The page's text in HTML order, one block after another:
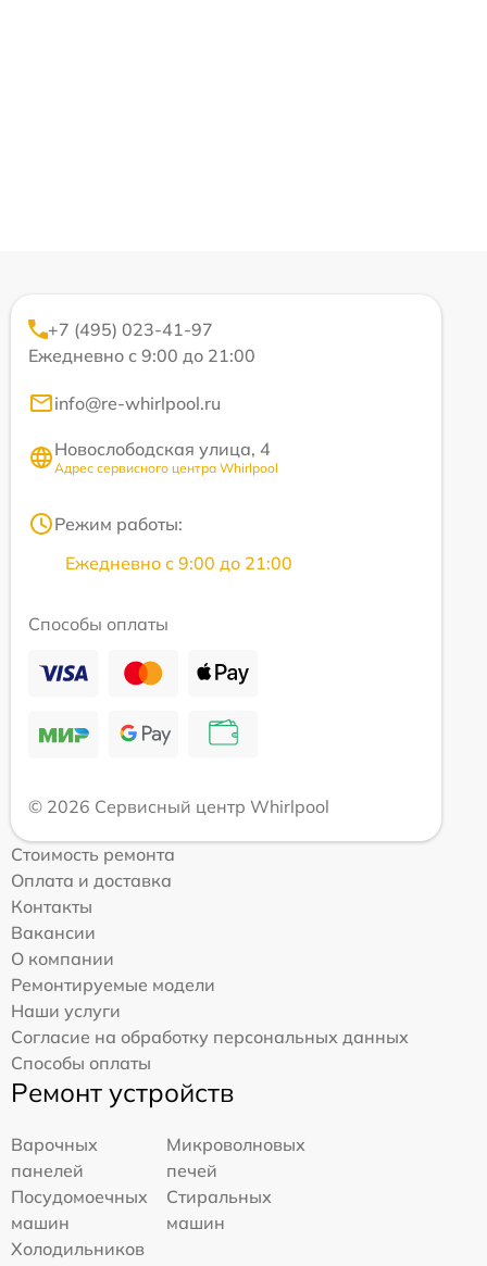
+7 (495) 023-41-97
Ежедневно с 9:00 до 21:00
info@re-whirlpool.ru
Новослободская улица, 4
Адрес сервисного центра Whirlpool
Режим работы:
Ежедневно с 9:00 до 21:00
Способы оплаты
© 2026 Сервисный центр Whirlpool
Стоимость ремонта
Оплата и доставка
Контакты
Вакансии
О компании
Ремонтируемые модели
Наши услуги
Согласие на обработку персональных данных
Способы оплаты
Ремонт устройств
Варочных
панелей
Микроволновых
печей
Посудомоечных
машин
Стиральных
машин
Холодильников